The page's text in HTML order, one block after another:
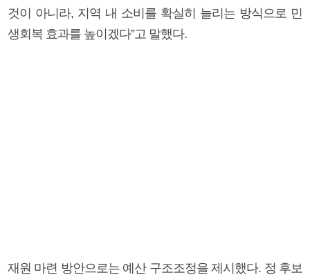
것이 아니라, 지역 내 소비를 확실히 늘리는 방식으로 민
생회복 효과를 높이겠다”고 말했다.
재원 마련 방안으로는 예산 구조조정을 제시했다. 정 후보